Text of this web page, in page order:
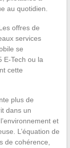
au quotidien.
offres de
services
se
E-Tech ou la
cette
plus de
dans un
et
L’équation de
de cohérence,